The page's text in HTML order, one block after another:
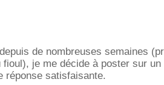
de nombreuses semaines
je me décide à poster sur
réponse satisfaisante.